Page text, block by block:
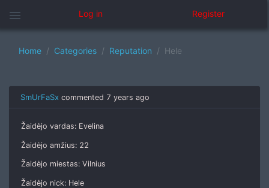
menu Log in Register
Home Categories Reputation Hele
SmUrFaSx commented 7 years ago
Žaidėjo vardas: Evelina
Žaidėjo amžius: 22
Žaidėjo miestas: Vilnius
Žaidėjo nick: Hele